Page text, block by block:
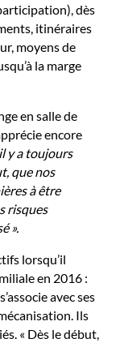
dès
itinéraires
moyens de
la marge
en salle de
encore
y a toujours
que nos
à être
risques
».
lorsqu’il
en 2016 :
avec ses
Ils
« Dès le début,